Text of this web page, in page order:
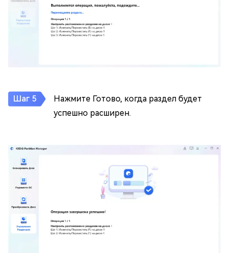
Нажмите Готово, когда раздел будет
успешно расширен.